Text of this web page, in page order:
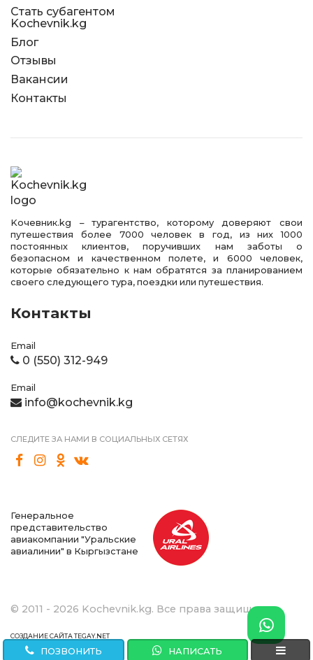
Стать субагентом
Kochevnik.kg
Блог
Отзывы
Вакансии
Контакты
Kочевник.kg – турагентство, которому доверяют свои
путешествия более 7000 человек в год, из них 1000
постоянных клиентов, поручивших нам заботы о
безопасном и качественном полете, и 6000 человек,
которые обязательно к нам обратятся за планированием
своего следующего тура, поездки или путешествия.
Контакты
Email
0 (550) 312-949
Email
info@kochevnik.kg
СЛЕДИТЕ ЗА НАМИ В СОЦИАЛЬНЫХ СЕТЯХ
Генеральное
представительство
авиакомпании "Уральские
авиалинии" в Кыргызстане
© 2011 - 2026 Kochevnik.kg. Все права защищены.
СОЗДАНИЕ САЙТА TEGAY.NET
ПОЗВОНИТЬ НАПИСАТЬ